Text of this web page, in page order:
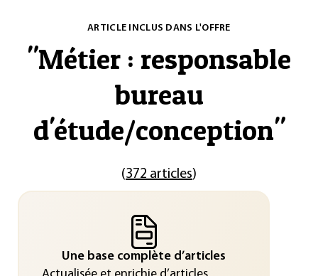
ARTICLE INCLUS DANS L'OFFRE
"Métier : responsable
bureau
d'étude/conception"
(372 articles)
Une base complète d’articles